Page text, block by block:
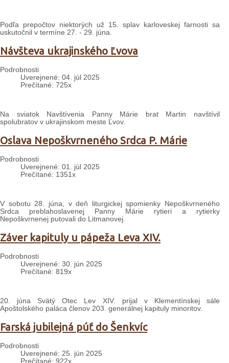
Podľa prepočtov niektorých už 15. splav karloveskej farnosti sa
uskutočnil v termíne 27. - 29. júna.
Návšteva ukrajinského Ľvova
Podrobnosti
Uverejnené: 04. júl 2025
Prečítané: 725x
Na sviatok Navštívenia Panny Márie brat Martin navštívil
spolubratov v ukrajinskom meste Ľvov.
Oslava Nepoškvrneného Srdca P. Márie
Podrobnosti
Uverejnené: 01. júl 2025
Prečítané: 1351x
V sobotu 28. júna, v deň liturgickej spomienky Nepoškvrneného
Srdca preblahoslavenej Panny Márie rytieri a rytierky
Nepoškvrnenej putovali do Litmanovej.
Záver kapituly u pápeža Leva XIV.
Podrobnosti
Uverejnené: 30. jún 2025
Prečítané: 819x
20. júna Svätý Otec Lev XIV. prijal v Klementínskej sále
Apoštolského paláca členov 203. generálnej kapituly minoritov.
Farská jubilejná púť do Šenkvíc
Podrobnosti
Uverejnené: 25. jún 2025
Prečítané: 922x